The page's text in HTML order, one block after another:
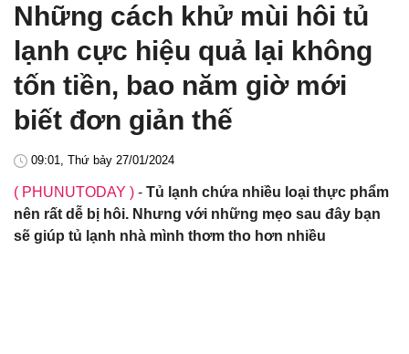
Những cách khử mùi hôi tủ
lạnh cực hiệu quả lại không
tốn tiền, bao năm giờ mới
biết đơn giản thế
09:01, Thứ bảy 27/01/2024
( PHUNUTODAY ) - Tủ lạnh chứa nhiều loại thực phẩm
nên rất dễ bị hôi. Nhưng với những mẹo sau đây bạn
sẽ giúp tủ lạnh nhà mình thơm tho hơn nhiều